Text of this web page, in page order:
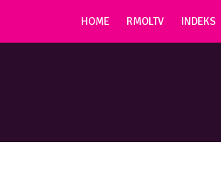
HOME RMOLTV INDEKS